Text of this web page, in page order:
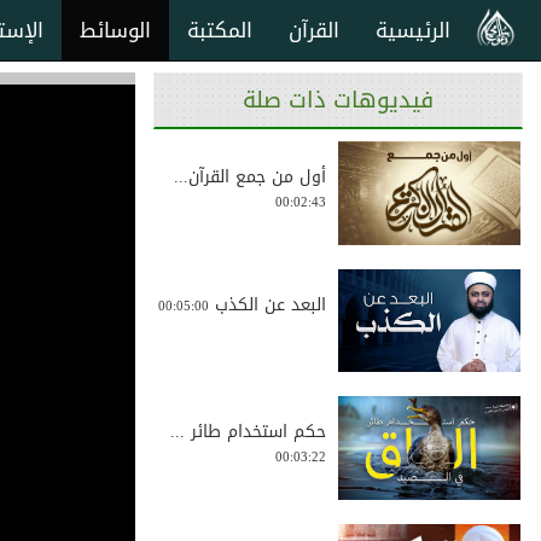
الوسائط المكتبة القرآن الرئيسية
فيديوهات ذات صلة
أول من جمع القرآن...
00:02:43
البعد عن الكذب 00:05:00
حكم استخدام طائر ...
00:03:22